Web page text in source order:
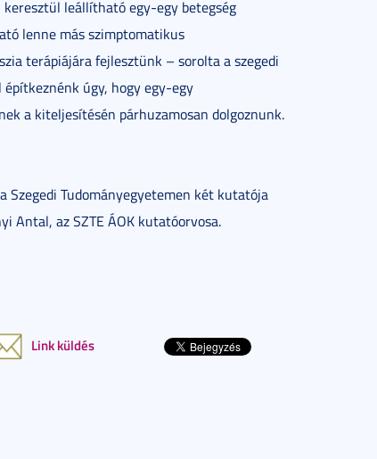
leállítható egy-egy betegség
lenne más szimptomatikus
terápiájára fejlesztünk – sorolta a szegedi
úgy, hogy egy-egy
a kiteljesítésén párhuzamosan dolgoznunk.
Szegedi Tudományegyetemen két kutatója
Antal, az SZTE ÁOK kutatóorvosa.
Link küldés